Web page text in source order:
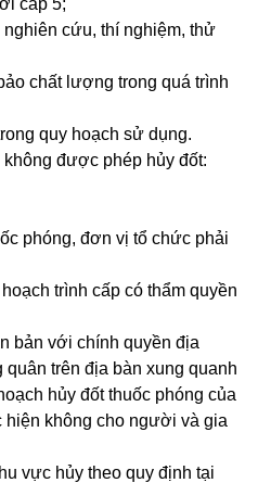
cấp 5;
cứu, thí nghiệm, thử
chất lượng trong quá trình
quy hoạch sử dụng.
được phép hủy đốt:
phóng, đơn vị tổ chức phải
trình cấp có thẩm quyền
bản với chính quyền địa
trên địa bàn xung quanh
hủy đốt thuốc phóng của
hiện không cho người và gia
vực hủy theo quy định tại